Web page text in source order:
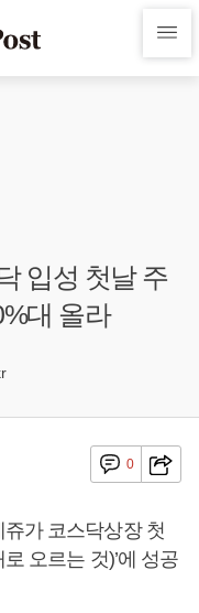
입성 첫날 주
대 올라
0
가 코스닥상장 첫
오르는 것)’에 성공